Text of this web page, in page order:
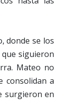
donde se los
que siguieron
Mateo no
consolidan a
surgieron en